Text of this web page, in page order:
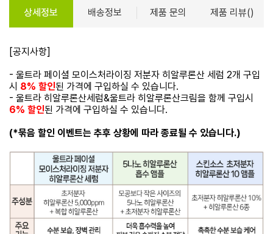
상세정보 배송정보 제품 문의 제품 리뷰()
[공지사항]
- 울트라 페이셜 모이스처라이징 저분자 히알루론산 세럼 2개 구입
시 8% 할인된 가격에 구입하실 수 있습니다.
- 울트라 히알루론산세럼&울트라 히알루론산크림을 함께 구입시
6% 할인된 가격에 구입하실 수 있습니다.
(*묶음 할인 이벤트는 추후 상황에 따라 종료될 수 있습니다.)